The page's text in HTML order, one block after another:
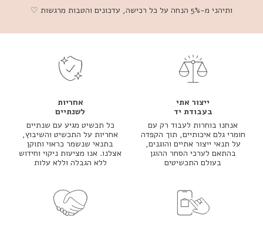
ותיהני מ-5% הנחה על כל רכישה, עדכונים והטבות מרגשות ♡
ייצור אתי
בעבודת יד
אנחנו בוחרות לעבוד רק עם
חומרי גלם איכותיים, תוך הקפדה
על תנאי ייצור אתיים והוגנים,
בהתאם לערכי הסחר ההוגן
בעולם התכשיטים
אחריות
לשנתיים
כל תכשיט מגיע עם שנתיים
אחריות על התכשיט והשיבוץ,
בתנאי שנשמר כראוי ותוקן
אצלנו. אנו מציעות ניקוי וחידוש
ללא הגבלה וללא עלות